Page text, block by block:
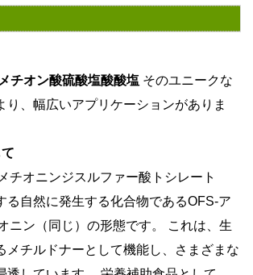
チオン酸硫酸塩酸酸塩 そのユニークな
り、幅広いアプリケーションがありま
チオニンジスルファー酸トシレート
る自然に発生する化合物であるOFS-ア
ニン（同じ）の形態です。 これは、生
メチルドナーとして機能し、さまざまな